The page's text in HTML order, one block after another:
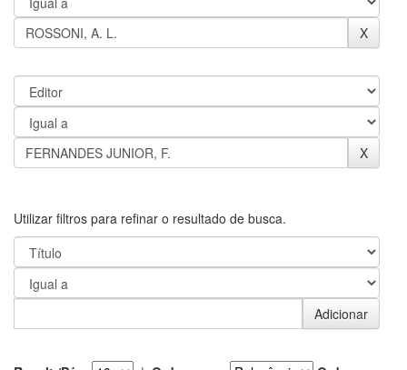
Utilizar filtros para refinar o resultado de busca.